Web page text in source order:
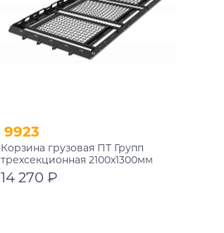
9923
Корзина грузовая ПТ Групп
трехсекционная 2100х1300мм
широкая универсальная
14 270 ₽